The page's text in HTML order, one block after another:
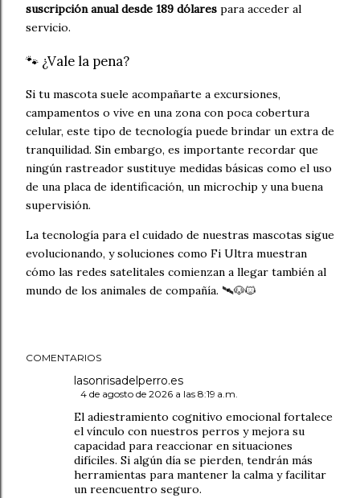
suscripción anual desde 189 dólares para acceder al
servicio.
🐾 ¿Vale la pena?
Si tu mascota suele acompañarte a excursiones,
campamentos o vive en una zona con poca cobertura
celular, este tipo de tecnología puede brindar un extra de
tranquilidad. Sin embargo, es importante recordar que
ningún rastreador sustituye medidas básicas como el uso
de una placa de identificación, un microchip y una buena
supervisión.
La tecnología para el cuidado de nuestras mascotas sigue
evolucionando, y soluciones como Fi Ultra muestran
cómo las redes satelitales comienzan a llegar también al
mundo de los animales de compañía. 🛰️🐶🐱
COMENTARIOS
lasonrisadelperro.es
4 de agosto de 2026 a las 8:19 a.m.
El adiestramiento cognitivo emocional fortalece
el vínculo con nuestros perros y mejora su
capacidad para reaccionar en situaciones
difíciles. Si algún día se pierden, tendrán más
herramientas para mantener la calma y facilitar
un reencuentro seguro.